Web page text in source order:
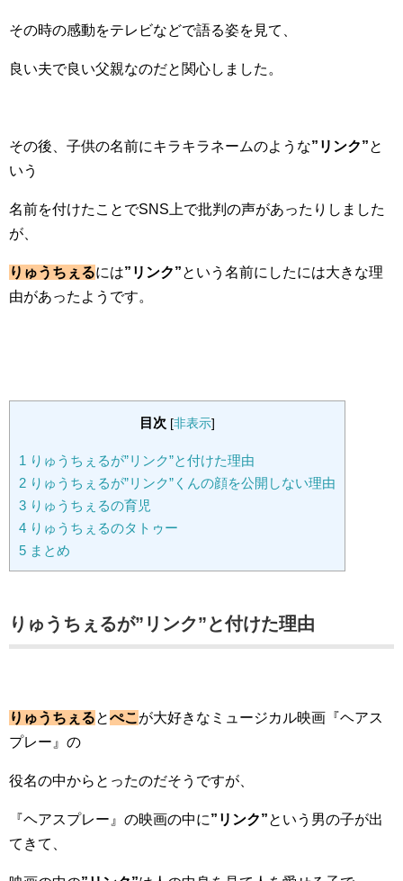
その時の感動をテレビなどで語る姿を見て、
良い夫で良い父親なのだと関心しました。
その後、子供の名前にキラキラネームのような”リンク”と
いう
名前を付けたことでSNS上で批判の声があったりしました
が、
りゅうちぇるには”リンク”という名前にしたには大きな理
由があったようです。
目次 [非表示]
1 りゅうちぇるが”リンク”と付けた理由
2 りゅうちぇるが”リンク”くんの顔を公開しない理由
3 りゅうちぇるの育児
4 りゅうちぇるのタトゥー
5 まとめ
りゅうちぇるが”リンク”と付けた理由
りゅうちぇるとぺこ が大好きなミュージカル映画『ヘアス
プレー』の
役名の中からとったのだそうですが、
『ヘアスプレー』の映画の中に”リンク”という男の子が出
てきて、